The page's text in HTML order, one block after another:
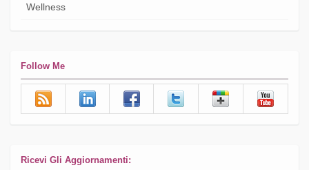
Wellness
Follow Me
Ricevi Gli Aggiornamenti: